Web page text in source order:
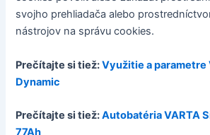
svojho prehliadača alebo
nástrojov na správu cookies.
Prečítajte si tiež:Využitie a parametre
Dynamic
Prečítajte si tiež:Autobatéria VARTA
77Ah